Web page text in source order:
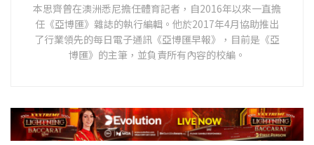
本思齊曾在澳洲悉尼擔任體育記者，自2016年以來一直擔
任《亞博匯》雜誌的執行編輯。他於2017年4月協助推出
了行業領先的每日電子通訊《亞博匯早報》，目前是《亞
博匯》的主筆，並負責所有內容的校編。